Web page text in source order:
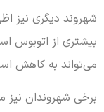
شهروند دیگری نیز
بیشتری از اتوبوس
می‌تواند به کاهش
برخی شهروندان نیز